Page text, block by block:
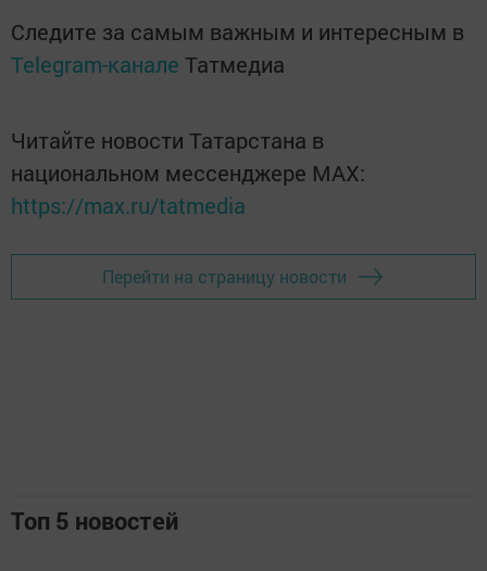
Следите за самым важным и интересным в
Telegram-канале Татмедиа
Читайте новости Татарстана в
национальном мессенджере MАХ:
https://max.ru/tatmedia
Перейти на страницу новости
Топ 5 новостей